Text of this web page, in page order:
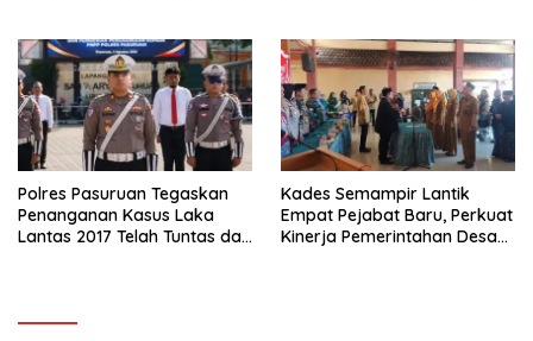
Polres Pasuruan Tegaskan
Penanganan Kasus Laka
Lantas 2017 Telah Tuntas dan
Kades Semampir Lantik
Empat Pejabat Baru, Perkuat
Kinerja Pemerintahan Desa